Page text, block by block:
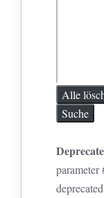
Alle
Suche